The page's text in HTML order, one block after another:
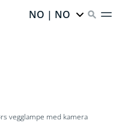
NO | NO
vegglampe med kamera